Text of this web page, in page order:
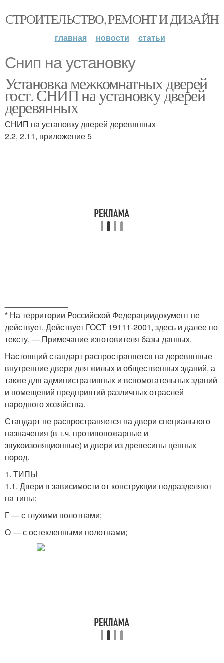
СТРОИТЕЛЬСТВО, РЕМОНТ И ДИЗАЙН
главная новости статьи
Снип на установку
Установка межкомнатных дверей
гост. СНИП на установку дверей
деревянных
СНИП на установку дверей деревянных
2.2, 2.11, приложение 5
* На территории Российской Федерациидокумент не
действует. Действует ГОСТ 19111-2001, здесь и далее по
тексту. — Примечание изготовителя базы данных.
Настоящий стандарт распространяется на деревянные
внутренние двери для жилых и общественных зданий, а
также для административных и вспомогательных зданий
и помещений предприятий различных отраслей
народного хозяйства.
Стандарт не распространяется на двери специального
назначения (в т.ч. противопожарные и
звукоизоляционные) и двери из древесины ценных
пород.
1. ТИПЫ
1.1. Двери в зависимости от конструкции подразделяют
на типы:
Г — с глухими полотнами;
О — с остекленными полотнами;